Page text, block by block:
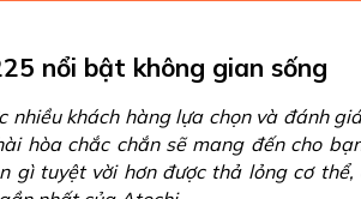
nổi bật không gian sống
khách hàng lựa chọn và đánh
hòa chắc chắn sẽ mang đến cho
gì tuyệt vời hơn được thả lỏng cơ